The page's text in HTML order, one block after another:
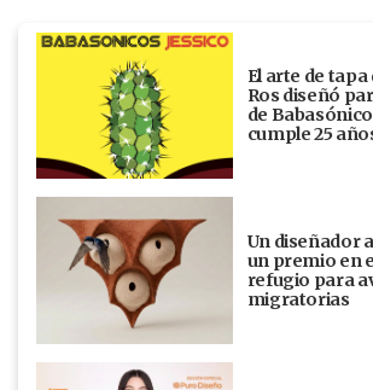
El arte de
Ros diseñó
de
cumple 25
Un diseñador
un premio en
refugio para
migratorias